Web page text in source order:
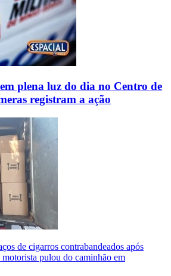
plena luz do dia no Centro de
registram a ação
de cigarros contrabandeados após
pulou do caminhão em